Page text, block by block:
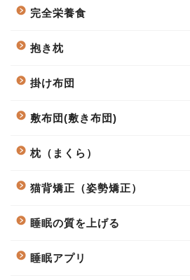
完全栄養食
抱き枕
掛け布団
敷布団(敷き布団)
枕（まくら）
猫背矯正（姿勢矯正）
睡眠の質を上げる
睡眠アプリ